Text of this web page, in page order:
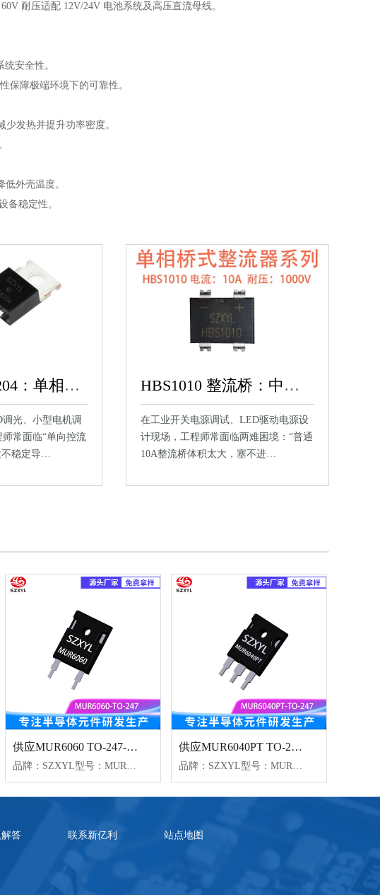
耐压适配 12V/24V 电池系统及高压直流母线。
安全性。
保障极端环境下的可靠性。
发热并提升功率密度。
外壳温度。
备稳定性。
可控硅 BTA204：单相交流中小功率场景的双向控流方案
光、小型电机调
常面临“单向控流
不稳定导…
HBS1010 整流桥：中功率场景的紧凑式整流优选方案
在工业开关电源调试、LED驱动电源设
计现场，工程师常面临两难困境：“普通
10A整流桥体积太大，塞不进…
供应MUR6060 TO-247-2L 600V 60A 高频整流
品牌：SZXYL型号：MUR6060封装：TO-247-2L电流：60A电压：600V
供应MUR6040PT TO-247 高频整流
品牌：SZXYL型号：MUR6040PT封装：TO-247电流：60A电压：400V
答 联系新亿利 站点地图